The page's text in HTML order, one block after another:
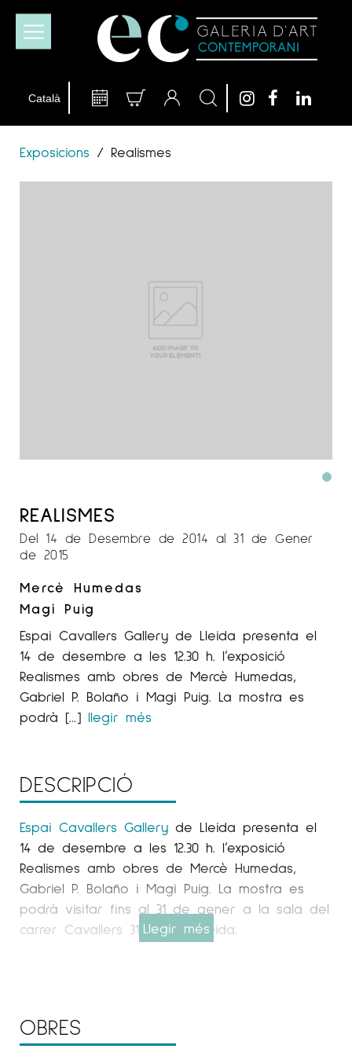
Exposicions / Realismes
REALISMES
Del 14 de Desembre de 2014 al 31 de Gener
de 2015
Mercè Humedas
Magí Puig
Espai Cavallers Gallery de Lleida presenta el
14 de desembre a les 12.30 h. l’exposició
Realismes amb obres de Mercè Humedas,
Gabriel P. Bolaño i Magi Puig. La mostra es
podrà […] llegir més
DESCRIPCIÓ
Espai Cavallers Gallery de Lleida presenta el
14 de desembre a les 12.30 h. l’exposició
Realismes amb obres de Mercè Humedas,
Gabriel P. Bolaño i Magi Puig. La mostra es
podrà visitar fins al 31 de gener a la sala del
carrer Cavallers 31 i 33 de Lleida.
Graduada en Artes y Oficios en la
Llegir més
OBRES